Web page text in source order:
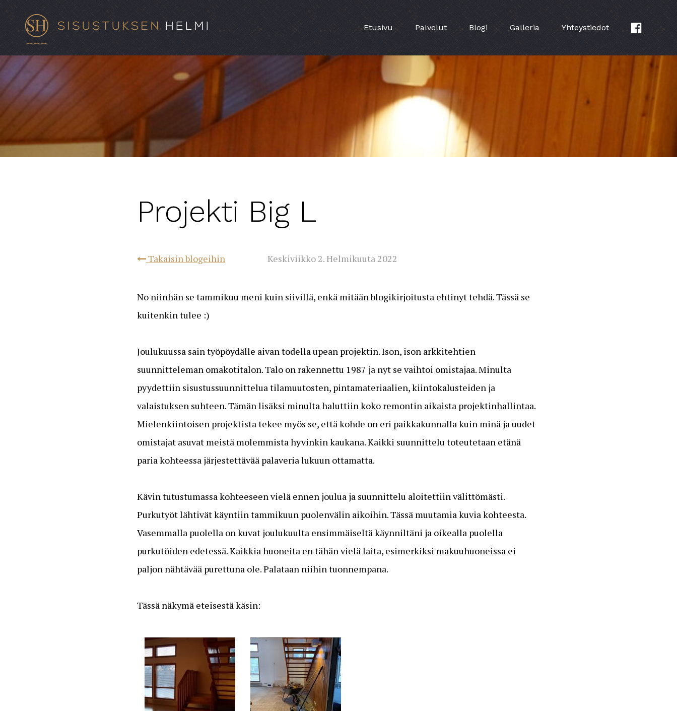
Etusivu Palvelut Blogi Galleria Yhteystiedot
Projekti Big L
Takaisin blogeihin Keskiviikko 2. Helmikuuta 2022
No niinhän se tammikuu meni kuin siivillä, enkä mitään blogikirjoitusta ehtinyt tehdä. Tässä se
kuitenkin tulee :)
Joulukuussa sain työpöydälle aivan todella upean projektin. Ison, ison arkkitehtien
suunnitteleman omakotitalon. Talo on rakennettu 1987 ja nyt se vaihtoi omistajaa. Minulta
pyydettiin sisustussuunnittelua tilamuutosten, pintamateriaalien, kiintokalusteiden ja
valaistuksen suhteen. Tämän lisäksi minulta haluttiin koko remontin aikaista projektinhallintaa.
Mielenkiintoisen projektista tekee myös se, että kohde on eri paikkakunnalla kuin minä ja uudet
omistajat asuvat meistä molemmista hyvinkin kaukana. Kaikki suunnittelu toteutetaan etänä
paria kohteessa järjestettävää palaveria lukuun ottamatta.
Kävin tutustumassa kohteeseen vielä ennen joulua ja suunnittelu aloitettiin välittömästi.
Purkutyöt lähtivät käyntiin tammikuun puolenvälin aikoihin. Tässä muutamia kuvia kohteesta.
Vasemmalla puolella on kuvat joulukuulta ensimmäiseltä käynniltäni ja oikealla puolella
purkutöiden edetessä. Kaikkia huoneita en tähän vielä laita, esimerkiksi makuuhuoneissa ei
paljon nähtävää purettuna ole. Palataan niihin tuonnempana.
Tässä näkymä eteisestä käsin: